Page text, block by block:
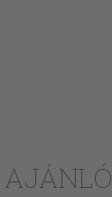
AJÁNLÓ